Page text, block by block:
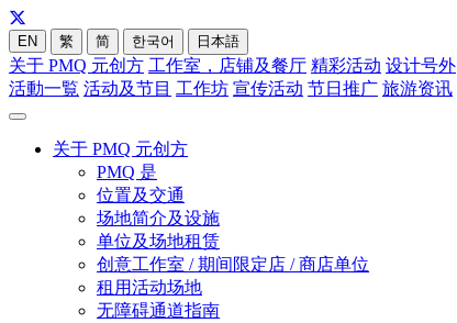
EN 繁 简 한국어 日本語
关于 PMQ 元创方 工作室，店铺及餐厅 精彩活动 设计号外
活動一覧 活动及节目 工作坊 宣传活动 节日推广 旅游资讯
关于 PMQ 元创方
PMQ 是
位置及交通
场地简介及设施
单位及场地租赁
创意工作室 / 期间限定店 / 商店单位
租用活动场地
无障碍通道指南